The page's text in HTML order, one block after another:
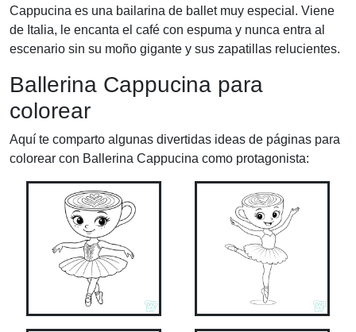
Cappucina es una bailarina de ballet muy especial. Viene
de Italia, le encanta el café con espuma y nunca entra al
escenario sin su moño gigante y sus zapatillas relucientes.
Ballerina Cappucina para
colorear
Aquí te comparto algunas divertidas ideas de páginas para
colorear con Ballerina Cappucina como protagonista: